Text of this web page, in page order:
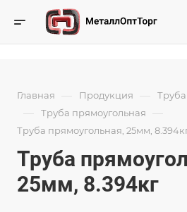
Главная — Продукция —
— Труба прямоугольная —
Труба прямоугольная, 25мм,
Труба
25мм, 8.394кг